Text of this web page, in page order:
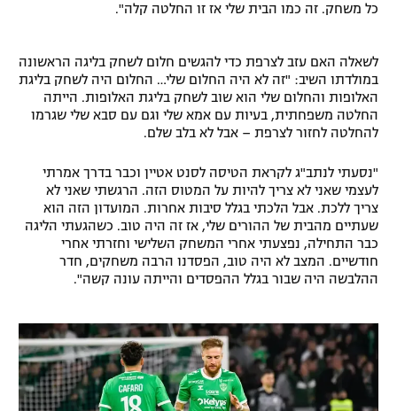
רשיון להקרנה פומבית לבית עסק
הצטרפות לחבילת הערוצים
תגיות
המגזין
כל משחק. זה כמו הבית שלי אז זו החלטה קלה".
לשאלה האם עזב לצרפת כדי להגשים חלום לשחק בליגה הראשונה
במולדתו השיב: "זה לא היה החלום שלי… החלום היה לשחק בליגת
האלופות והחלום שלי הוא שוב לשחק בליגת האלופות. הייתה
החלטה משפחתית, בעיות עם אמא שלי וגם עם סבא שלי שגרמו
להחלטה לחזור לצרפת – אבל לא בלב שלם.
"נסעתי לנתב"ג לקראת הטיסה לסנט אטיין וכבר בדרך אמרתי
לעצמי שאני לא צריך להיות על המטוס הזה. הרגשתי שאני לא
צריך ללכת. אבל הלכתי בגלל סיבות אחרות. המועדון הזה הוא
שעתיים מהבית של ההורים שלי, אז זה היה טוב. כשהגעתי הליגה
כבר התחילה, נפצעתי אחרי המשחק השלישי וחזרתי אחרי
חודשיים. המצב לא היה טוב, הפסדנו הרבה משחקים, חדר
ההלבשה היה שבור בגלל ההפסדים והייתה עונה קשה".